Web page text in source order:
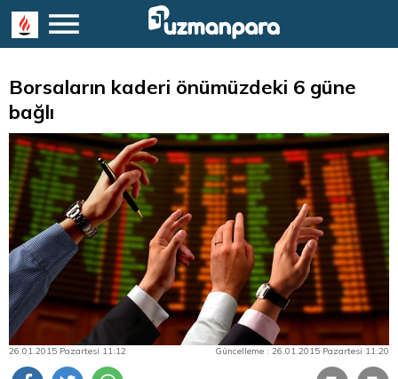
Borsaların kaderi önümüzdeki 6 güne
bağlı
26.01.2015 Pazartesi 11:12 Güncelleme : 26.01.2015 Pazartesi 11:20